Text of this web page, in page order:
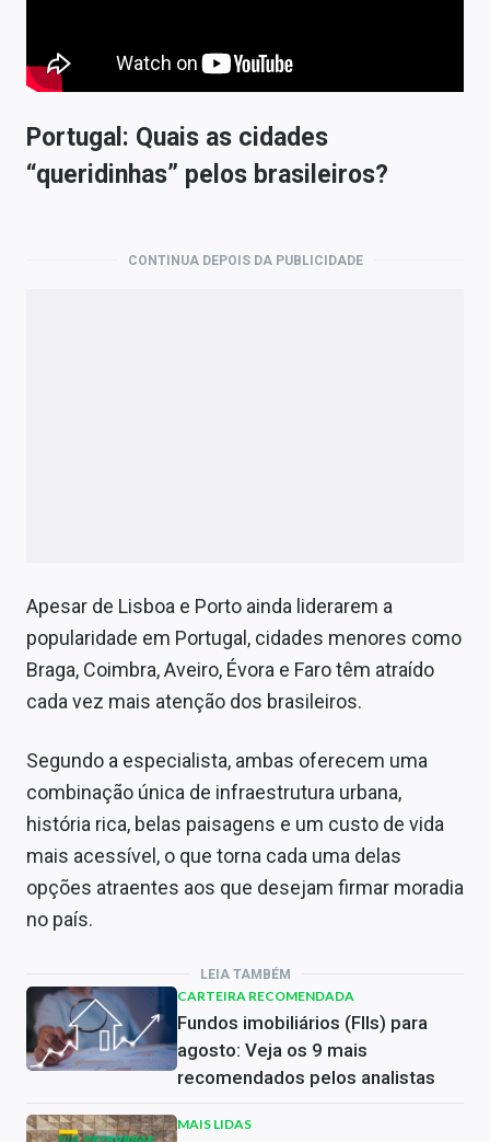
Portugal: Quais as cidades
“queridinhas” pelos brasileiros?
CONTINUA DEPOIS DA PUBLICIDADE
Apesar de Lisboa e Porto ainda liderarem a
popularidade em Portugal, cidades menores como
Braga, Coimbra, Aveiro, Évora e Faro têm atraído
cada vez mais atenção dos brasileiros.
Segundo a especialista, ambas oferecem uma
combinação única de infraestrutura urbana,
história rica, belas paisagens e um custo de vida
mais acessível, o que torna cada uma delas
opções atraentes aos que desejam firmar moradia
no país.
LEIA TAMBÉM
CARTEIRA RECOMENDADA
Fundos imobiliários (FIIs) para
agosto: Veja os 9 mais
recomendados pelos analistas
MAIS LIDAS